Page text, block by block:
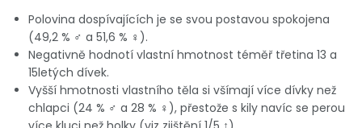
Polovina dospívajících je se svou postavou spokojena
(49,2 % ♂ a 51,6 % ♀).
Negativně hodnotí vlastní hmotnost téměř třetina 13 a
15letých dívek.
Vyšší hmotnosti vlastního těla si všímají více dívky než
chlapci (24 % ♂ a 28 % ♀), přestože s kily navíc se perou